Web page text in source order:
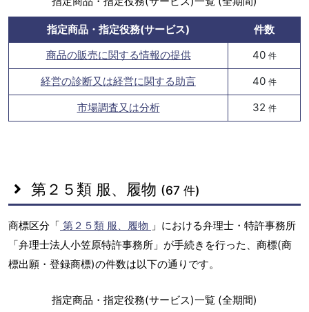
指定商品・指定役務(サービス)
件数
商品の販売に関する情報の提供
40 件
経営の診断又は経営に関する助言 40 件
市場調査又は分析 32 件
第２５類 服、履物 (67 件)
商標区分「 第２５類 服、履物 」における弁理士・特許事務所
「弁理士法人小笠原特許事務所」が手続きを行った、商標(商
標出願・登録商標)の件数は以下の通りです。
指定商品・指定役務(サービス)一覧 (全期間)